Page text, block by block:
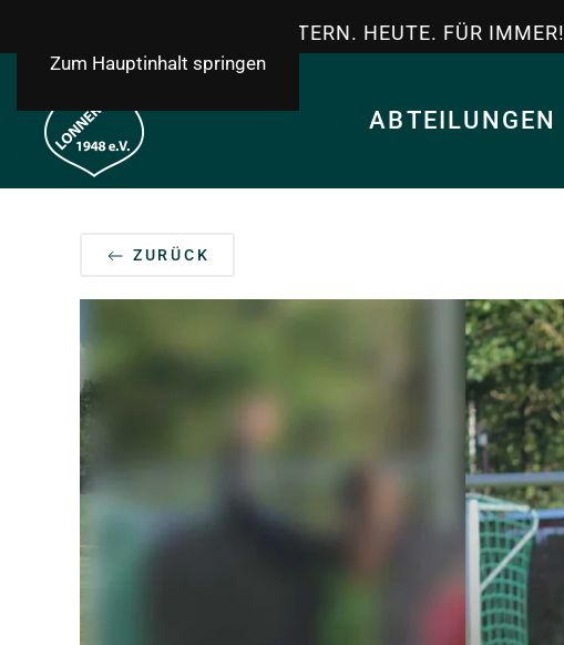
Zum Hauptinhalt springen
TSV LONNERSTADT - GESTERN. HEUTE. FÜR IMMER!
ABTEILUNGEN
ZURÜCK